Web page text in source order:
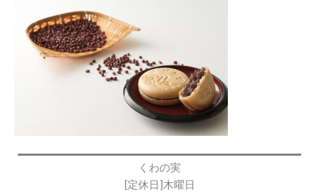
くわの実
[定休日]木曜日